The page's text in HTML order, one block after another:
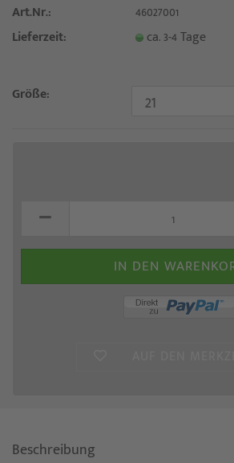
Art.Nr.:
46027001
Lieferzeit:
ca. 3-4 Tage
Größe:
Beschreibung